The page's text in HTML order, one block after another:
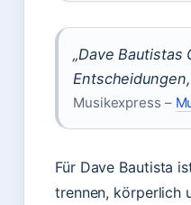
„Dave
Musikexpress –
Für Dave Bautista
trennen, körperlich